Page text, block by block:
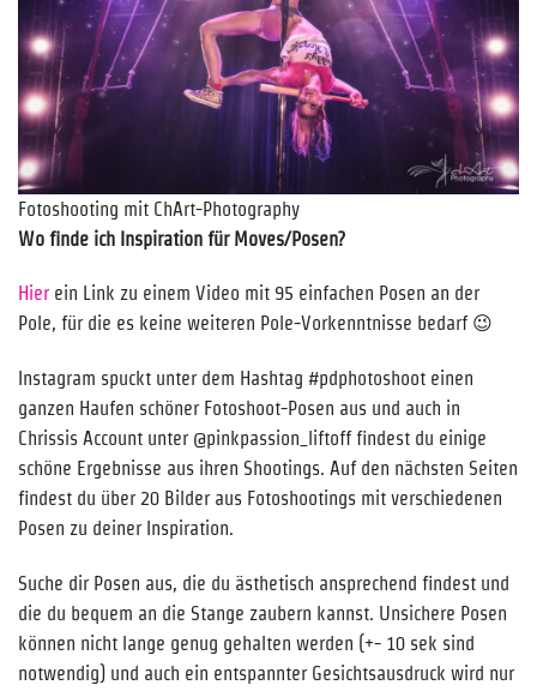
Fotoshooting mit ChArt-Photography
Wo finde ich Inspiration für Moves/Posen?
Hierein Link zu einem Video mit 95 einfachen Posen an der
Pole, für die es keine weiteren Pole-Vorkenntnisse bedarf 😉
Instagram spuckt unter dem Hashtag #pdphotoshoot einen
ganzen Haufen schöner Fotoshoot-Posen aus und auch in
Chrissis Account unter @pinkpassion_liftoff findest du einige
schöne Ergebnisse aus ihren Shootings. Auf den nächsten Seiten
findest du über 20 Bilder aus Fotoshootings mit verschiedenen
Posen zu deiner Inspiration.
Suche dir Posen aus, die du ästhetisch ansprechend findest und
die du bequem an die Stange zaubern kannst. Unsichere Posen
können nicht lange genug gehalten werden (+- 10 sek sind
notwendig) und auch ein entspannter Gesichtsausdruck wird nur